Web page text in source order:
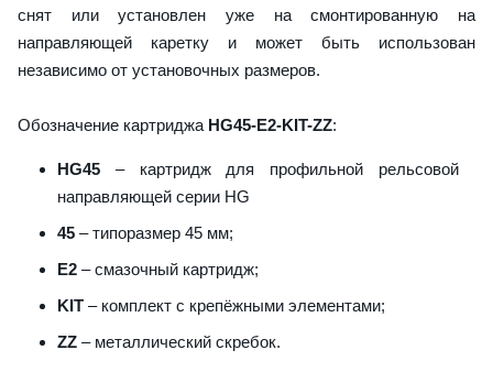
снят или установлен уже на смонтированную на
направляющей каретку и может быть использован
независимо от установочных размеров.
Обозначение картриджа HG45-E2-KIT-ZZ:
HG45 – картридж для профильной рельсовой
направляющей серии HG
45 – типоразмер 45 мм;
E2 – смазочный картридж;
KIT – комплект с крепёжными элементами;
ZZ – металлический скребок.